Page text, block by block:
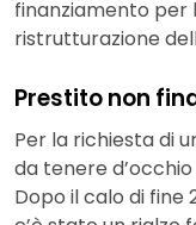
finanziamento per
ristrutturazione
Prestito non
Per la richiesta di
da tenere
Dopo il calo di fine